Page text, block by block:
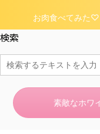
お肉食べてみた♡
検索
素敵なホワ